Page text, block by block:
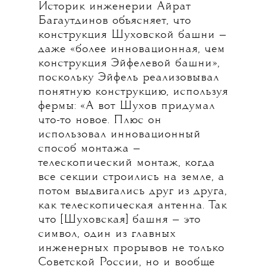
Историк инженерии Айрат
Багаутдинов объясняет, что
конструкция Шуховской башни —
даже «более инновационная, чем
конструкция Эйфелевой башни»,
поскольку Эйфель реализовывал
понятную конструкцию, используя
фермы: «А вот Шухов придумал
что-то новое. Плюс он
использовал инновационный
способ монтажа —
телескопический монтаж, когда
все секции строились на земле, а
потом выдвигались друг из друга,
как телескопическая антенна. Так
что [Шуховская] башня — это
символ, один из главных
инженерных прорывов не только
Советской России, но и вообще